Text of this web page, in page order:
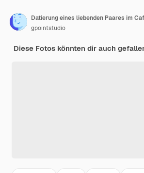
Datierung eines liebenden Paares im
gpointstudio
Diese Fotos könnten dir auch